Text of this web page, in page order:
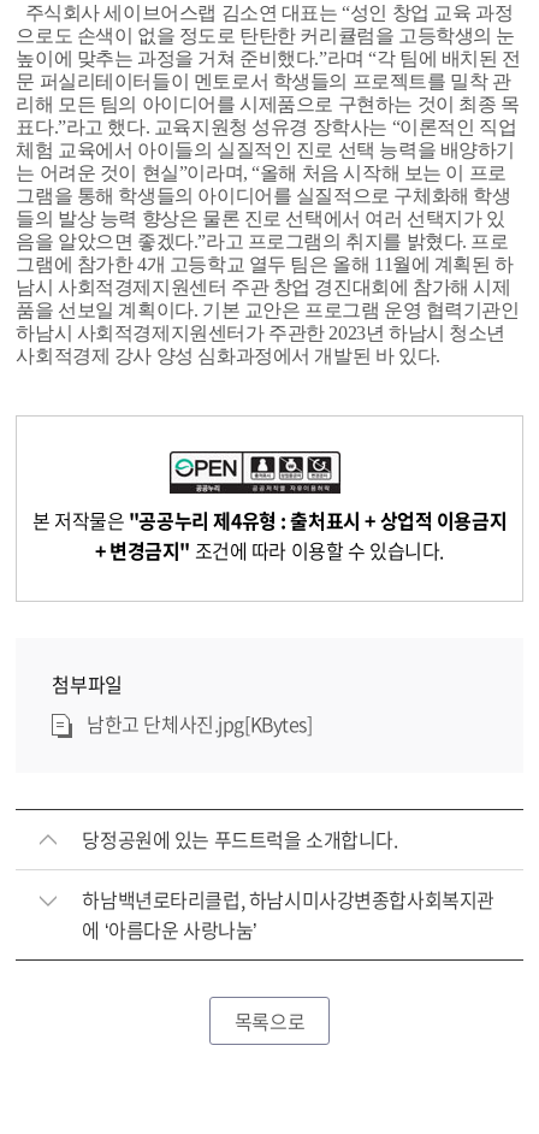
주식회사 세이브어스랩 김소연 대표는 “성인 창업 교육 과정
으로도 손색이 없을 정도로 탄탄한 커리큘럼을 고등학생의 눈
높이에 맞추는 과정을 거쳐 준비했다.”라며 “각 팀에 배치된 전
문 퍼실리테이터들이 멘토로서 학생들의 프로젝트를 밀착 관
리해 모든 팀의 아이디어를 시제품으로 구현하는 것이 최종 목
표다.”라고 했다. 교육지원청 성유경 장학사는 “이론적인 직업
체험 교육에서 아이들의 실질적인 진로 선택 능력을 배양하기
는 어려운 것이 현실”이라며, “올해 처음 시작해 보는 이 프로
그램을 통해 학생들의 아이디어를 실질적으로 구체화해 학생
들의 발상 능력 향상은 물론 진로 선택에서 여러 선택지가 있
음을 알았으면 좋겠다.”라고 프로그램의 취지를 밝혔다. 프로
그램에 참가한 4개 고등학교 열두 팀은 올해 11월에 계획된 하
남시 사회적경제지원센터 주관 창업 경진대회에 참가해 시제
품을 선보일 계획이다. 기본 교안은 프로그램 운영 협력기관인
하남시 사회적경제지원센터가 주관한 2023년 하남시 청소년
사회적경제 강사 양성 심화과정에서 개발된 바 있다.
본 저작물은 "공공누리 제4유형 : 출처표시 + 상업적 이용금지
+ 변경금지" 조건에 따라 이용할 수 있습니다.
첨부파일
남한고 단체사진.jpg[KBytes]
당정공원에 있는 푸드트럭을 소개합니다.
하남백년로타리클럽, 하남시미사강변종합사회복지관
에 ‘아름다운 사랑나눔’
목록으로